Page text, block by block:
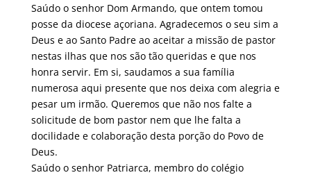
Saúdo o senhor Dom Armando, que ontem tomou
posse da diocese açoriana. Agradecemos o seu sim a
Deus e ao Santo Padre ao aceitar a missão de pastor
nestas ilhas que nos são tão queridas e que nos
honra servir. Em si, saudamos a sua família
numerosa aqui presente que nos deixa com alegria e
pesar um irmão. Queremos que não nos falte a
solicitude de bom pastor nem que lhe falta a
docilidade e colaboração desta porção do Povo de
Deus.
Saúdo o senhor Patriarca, membro do colégio